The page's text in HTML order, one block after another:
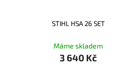
STIHL HSA 26 SET
Máme skladem
3 640 Kč